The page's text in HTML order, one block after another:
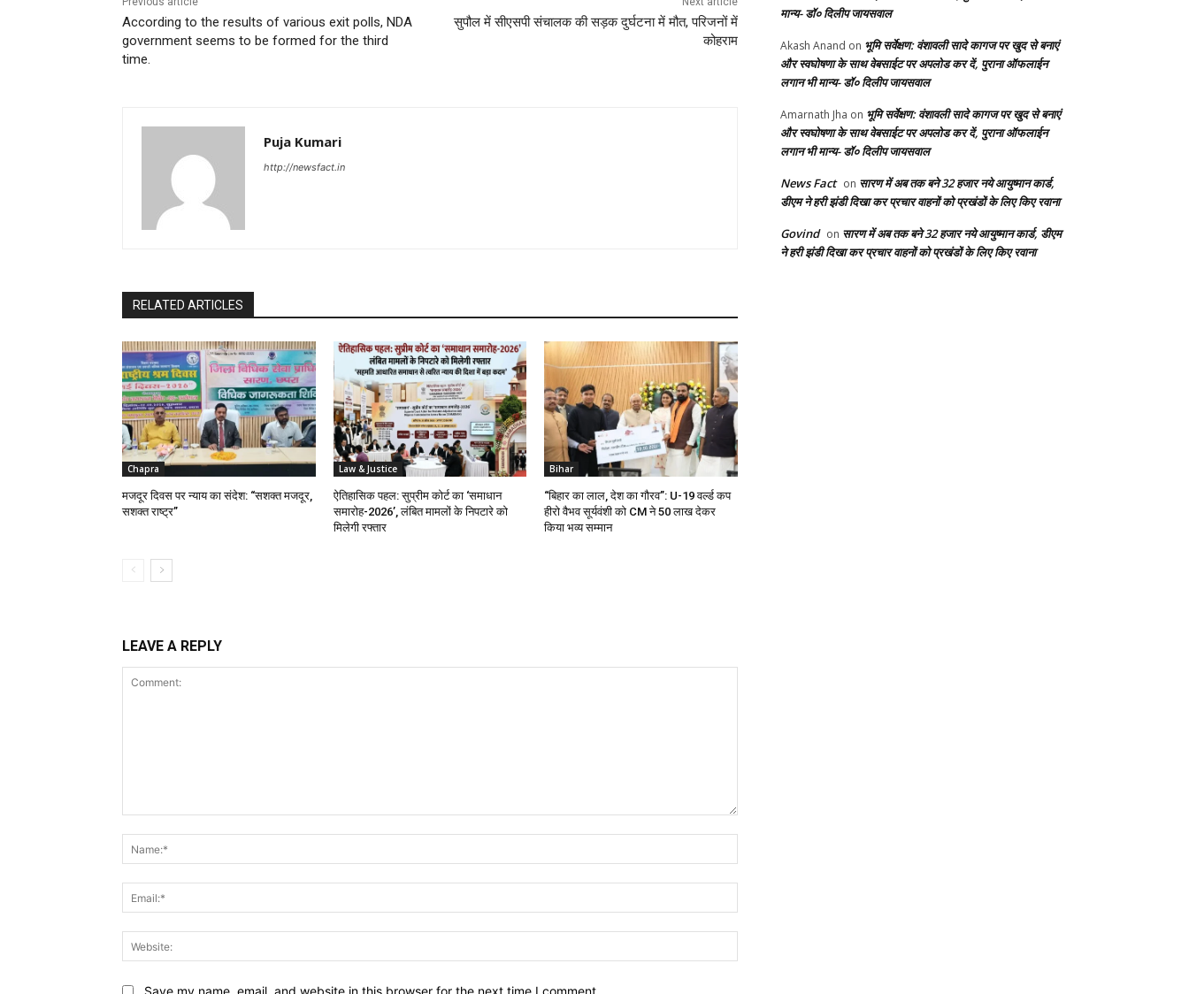
According to the results of various exit polls, NDA
government seems to be formed for the third
time.
सुपौल में सीएसपी संचालक की सड़क दुर्घटना में मौत, परिजनों में
कोहराम
Puja Kumari
http://newsfact.in
RELATED ARTICLES
Chapra
मजदूर दिवस पर न्याय का संदेश: “सशक्त मजदूर,
सशक्त राष्ट्र”
Law & Justice
ऐतिहासिक पहल: सुप्रीम कोर्ट का ‘समाधान
समारोह-2026’, लंबित मामलों के निपटारे को
मिलेगी रफ्तार
Bihar
“बिहार का लाल, देश का गौरव”: U-19 वर्ल्ड कप
हीरो वैभव सूर्यवंशी को CM ने ₹50 लाख देकर
किया भव्य सम्मान
LEAVE A REPLY
Save my name, email, and website in this browser for the next time I comment.
मान्य- डॉ० दिलीप जायसवाल
Akash Anand on भूमि सर्वेक्षण: वंशावली सादे कागज पर खुद से बनाएं
और स्वघोषणा के साथ वेबसाईट पर अपलोड कर दें, पुराना ऑफलाईन
लगान भी मान्य- डॉ० दिलीप जायसवाल
Amarnath Jha on भूमि सर्वेक्षण: वंशावली सादे कागज पर खुद से बनाएं
और स्वघोषणा के साथ वेबसाईट पर अपलोड कर दें, पुराना ऑफलाईन
लगान भी मान्य- डॉ० दिलीप जायसवाल
News Fact on सारण में अब तक बने 32 हजार नये आयुष्मान कार्ड,
डीएम ने हरी झंडी दिखा कर प्रचार वाहनों को प्रखंडों के लिए किए रवाना
Govind on सारण में अब तक बने 32 हजार नये आयुष्मान कार्ड, डीएम
ने हरी झंडी दिखा कर प्रचार वाहनों को प्रखंडों के लिए किए रवाना